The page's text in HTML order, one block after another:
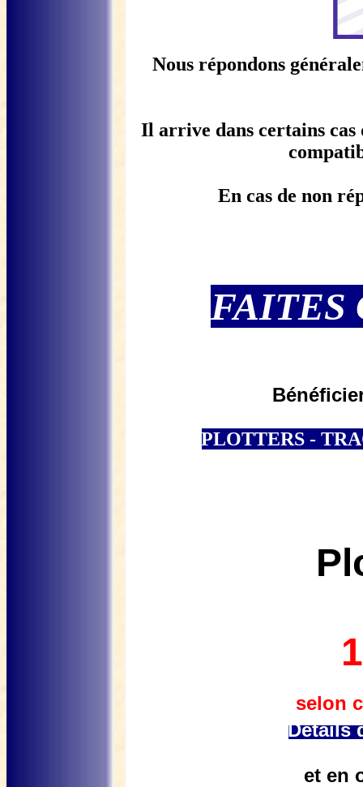
Nous répondons
Il arrive dans certains
En cas de non
FAITES
PLOTTERS -
selon
Détails
et en